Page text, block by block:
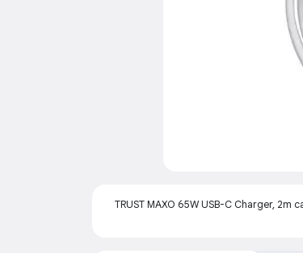
TRUST MAXO 65W USB-C Charger,